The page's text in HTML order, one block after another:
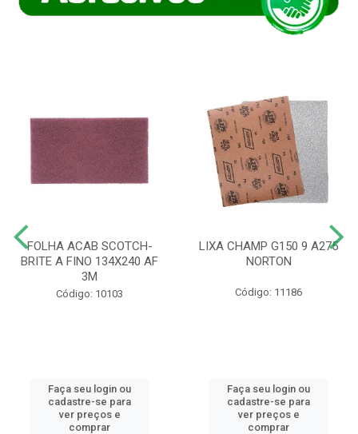
FOLHA ACAB SCOTCH-
BRITE A FINO 134X240 AF
3M
Código: 10103
Faça seu login ou
cadastre-se para
ver preços e
comprar
LIXA CHAMP G150 9 A275
NORTON
Código: 11186
Faça seu login ou
cadastre-se para
ver preços e
comprar